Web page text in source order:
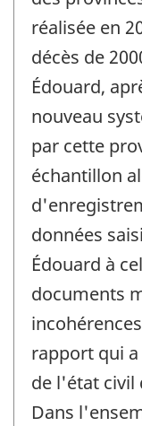
réalisée en
décès de
Édouard,
nouveau
par cette
échantillon
données
Édouard à
documents
rapport qui
de l'état civil
Dans